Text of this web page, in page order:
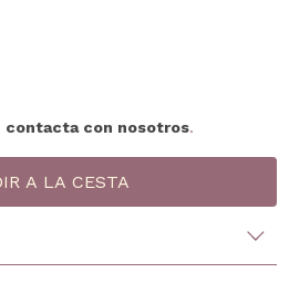
contacta con nosotros.